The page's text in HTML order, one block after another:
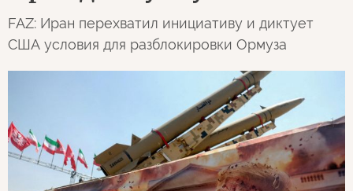
FAZ: Иран перехватил инициативу и диктует
США условия для разблокировки Ормуза